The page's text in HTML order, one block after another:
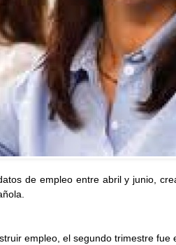
de empleo entre abril y junio,
empleo, el segundo trimestre fue